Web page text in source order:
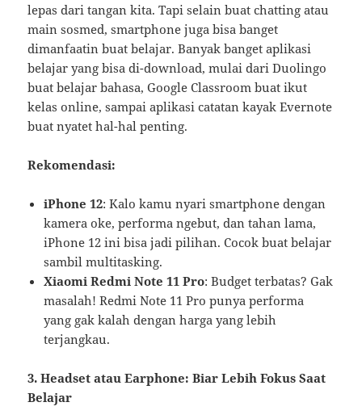
lepas dari tangan kita. Tapi selain buat chatting atau
main sosmed, smartphone juga bisa banget
dimanfaatin buat belajar. Banyak banget aplikasi
belajar yang bisa di-download, mulai dari Duolingo
buat belajar bahasa, Google Classroom buat ikut
kelas online, sampai aplikasi catatan kayak Evernote
buat nyatet hal-hal penting.
Rekomendasi:
iPhone 12: Kalo kamu nyari smartphone dengan
kamera oke, performa ngebut, dan tahan lama,
iPhone 12 ini bisa jadi pilihan. Cocok buat belajar
sambil multitasking.
Xiaomi Redmi Note 11 Pro: Budget terbatas? Gak
masalah! Redmi Note 11 Pro punya performa
yang gak kalah dengan harga yang lebih
terjangkau.
3. Headset atau Earphone: Biar Lebih Fokus Saat
Belajar